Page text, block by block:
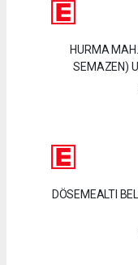
HURMA
SEMAZEN)
DÖSEMEALTI